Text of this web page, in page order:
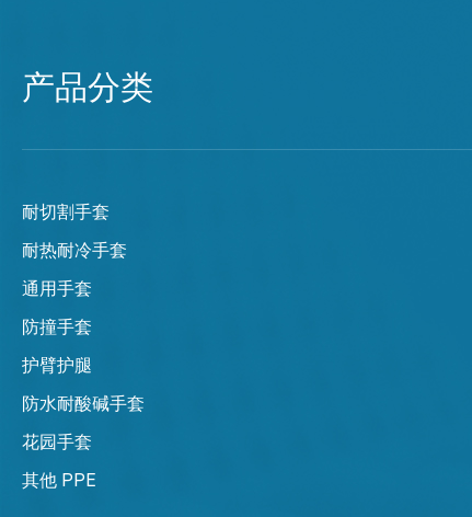
产品分类
耐切割手套
耐热耐冷手套
通用手套
防撞手套
护臂护腿
防水耐酸碱手套
花园手套
其他 PPE